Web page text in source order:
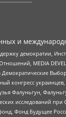
и
демократии,
MEDIA
Демократические
конгресс
Фалуньгун,
исследований
Фонд Будущее